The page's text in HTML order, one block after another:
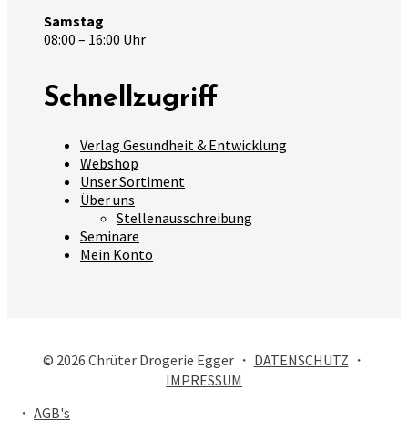
Samstag
08:00 – 16:00 Uhr
Schnellzugriff
Verlag Gesundheit & Entwicklung
Webshop
Unser Sortiment
Über uns
Stellenausschreibung
Seminare
Mein Konto
© 2026 Chrüter Drogerie Egger ・ DATENSCHUTZ ・
IMPRESSUM
・ AGB's